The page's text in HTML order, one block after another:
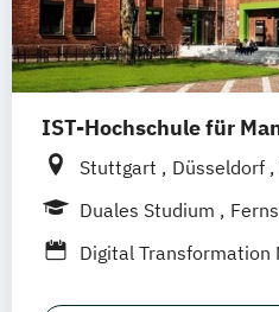
IST-Hochschule für
Stuttgart Düsseldorf
Hamburg
Weil am
Innsbruck Linz
Duales Studium
Berufsbegleitendes
Digital Transformation